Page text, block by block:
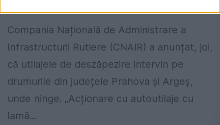
9 APRILIE 2026
Compania Națională de Administrare a
Infrastructurii Rutiere (CNAIR) a anunțat, joi,
că utilajele de deszăpezire intervin pe
drumurile din județele Prahova și Argeș,
unde ninge. „Acționare cu autoutilaje cu
lamă...